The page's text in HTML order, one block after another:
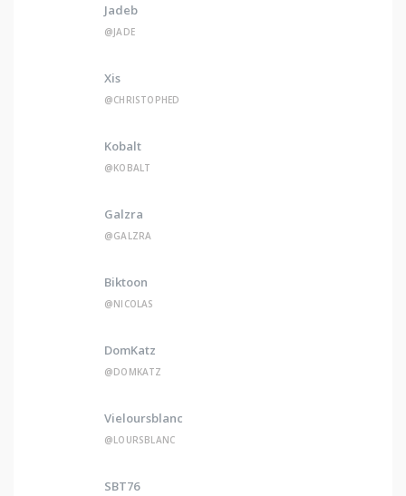
Jadeb
@JADE
Xis
@CHRISTOPHED
Kobalt
@KOBALT
Galzra
@GALZRA
Biktoon
@NICOLAS
DomKatz
@DOMKATZ
Vieloursblanc
@LOURSBLANC
SBT76